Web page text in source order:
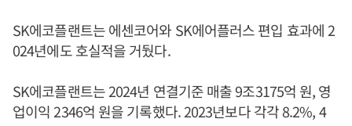
SK에코플랜트는 에센코어와 SK에어플러스 편입 효과에 2
024년에도 호실적을 거뒀다.
SK에코플랜트는 2024년 연결기준 매출 9조3175억 원, 영
업이익 2346억 원을 기록했다. 2023년보다 각각 8.2%, 4